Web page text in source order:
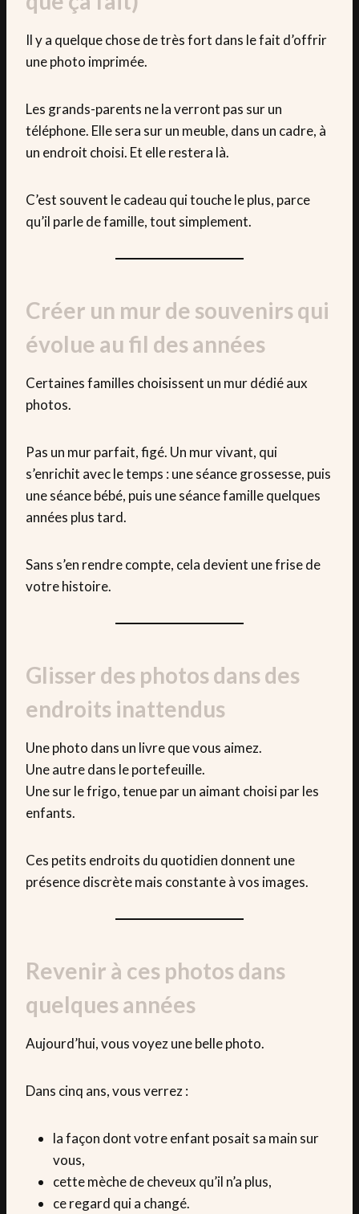
Il y a quelque chose de très fort dans le fait d’offrir
une photo imprimée.
Les grands-parents ne la verront pas sur un
téléphone. Elle sera sur un meuble, dans un cadre, à
un endroit choisi. Et elle restera là.
C’est souvent le cadeau qui touche le plus, parce
qu’il parle de famille, tout simplement.
Créer un mur de souvenirs qui
évolue au fil des années
Certaines familles choisissent un mur dédié aux
photos.
Pas un mur parfait, figé. Un mur vivant, qui
s’enrichit avec le temps : une séance grossesse, puis
une séance bébé, puis une séance famille quelques
années plus tard.
Sans s’en rendre compte, cela devient une frise de
votre histoire.
Glisser des photos dans des
endroits inattendus
Une photo dans un livre que vous aimez.
Une autre dans le portefeuille.
Une sur le frigo, tenue par un aimant choisi par les
enfants.
Ces petits endroits du quotidien donnent une
présence discrète mais constante à vos images.
Revenir à ces photos dans
quelques années
Aujourd’hui, vous voyez une belle photo.
Dans cinq ans, vous verrez :
la façon dont votre enfant posait sa main sur
vous,
cette mèche de cheveux qu’il n’a plus,
ce regard qui a changé.